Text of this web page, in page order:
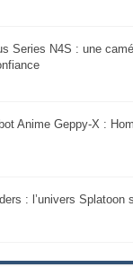
Series N4S : une
Anime Geppy-X :
: l’univers Splatoon